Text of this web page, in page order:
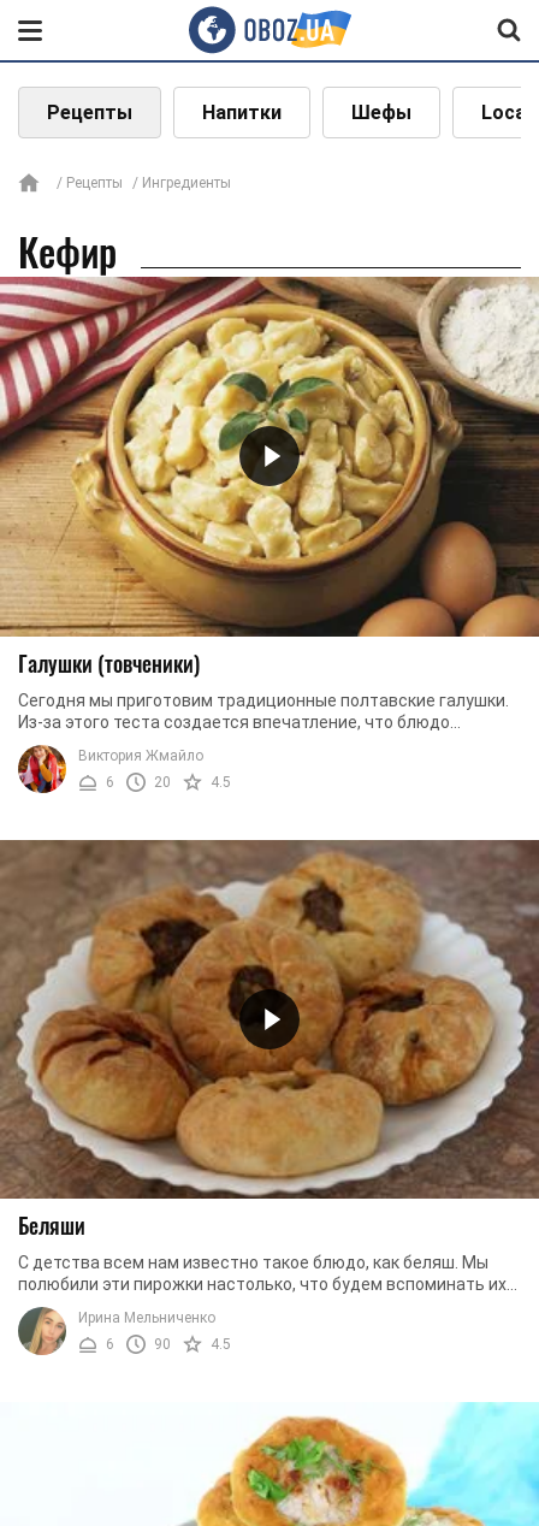
Рецепты Напитки Шефы Local
Рецепты Ингредиенты
Кефир
Галушки (товченики)
Сегодня мы приготовим традиционные полтавские галушки.
Из-за этого теста создается впечатление, что блюдо
приготовлено на пару. Дело в том, что оно ...
Виктория Жмайло
6
20 4.5
Беляши
С детства всем нам известно такое блюдо, как беляш. Мы
полюбили эти пирожки настолько, что будем вспоминать их
классический вкус еще долго и ...
Ирина Мельниченко
6
90 4.5